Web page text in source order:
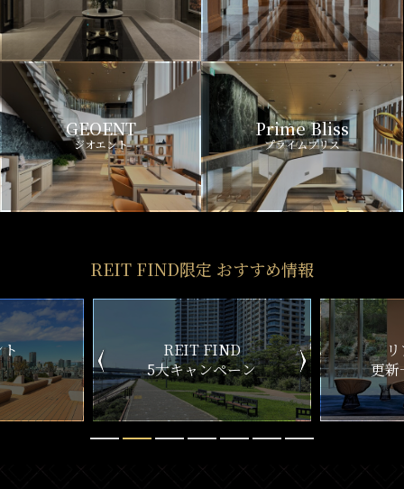
GEOENT
ジオエント
Prime Bliss
プライムブリス
REIT FIND限定 おすすめ情報
ン
リアルタイム
更新一覧チェック
新